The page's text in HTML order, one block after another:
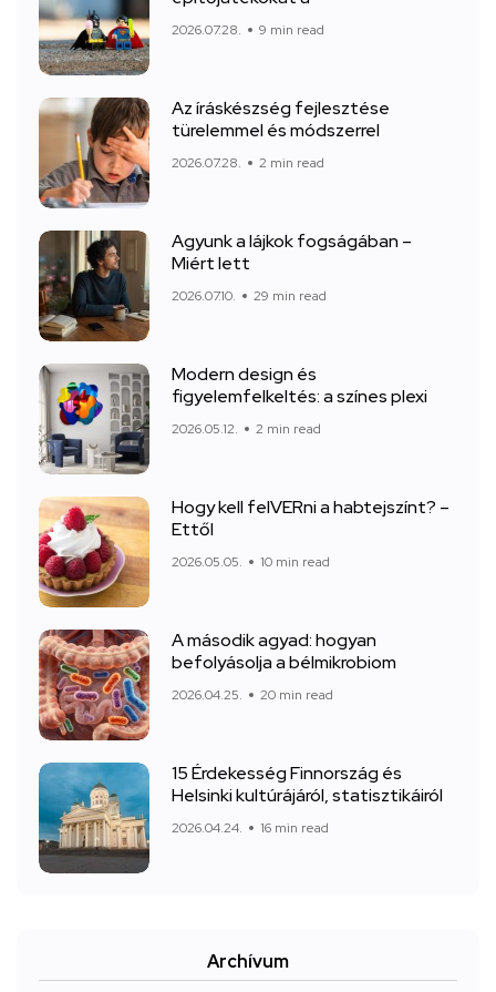
2026.07.28. 9 min read
Az íráskészség fejlesztése
türelemmel és módszerrel
2026.07.28. 2 min read
Agyunk a lájkok fogságában –
Miért lett
2026.07.10. 29 min read
Modern design és
figyelemfelkeltés: a színes plexi
2026.05.12. 2 min read
Hogy kell felVERni a habtejszínt? –
Ettől
2026.05.05. 10 min read
A második agyad: hogyan
befolyásolja a bélmikrobiom
2026.04.25. 20 min read
15 Érdekesség Finnország és
Helsinki kultúrájáról, statisztikáiról
2026.04.24. 16 min read
Archívum